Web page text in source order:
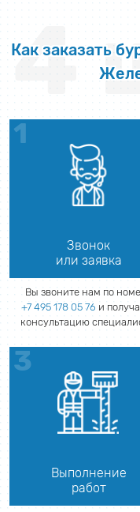
Как заказать
4
Звонок
или заявка
Вы звоните нам по
+7 495 178 05 76 и
консультацию
Выполнение
работ